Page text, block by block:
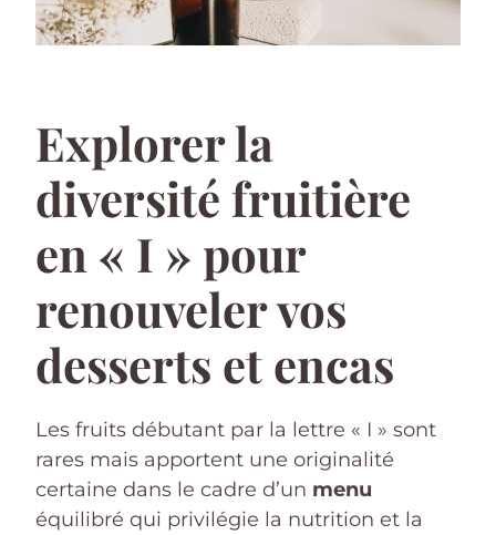
Explorer la
diversité fruitière
en « I » pour
renouveler vos
desserts et encas
Les fruits débutant par la lettre « I » sont
rares mais apportent une originalité
certaine dans le cadre d’un menu
équilibré qui privilégie la nutrition et la